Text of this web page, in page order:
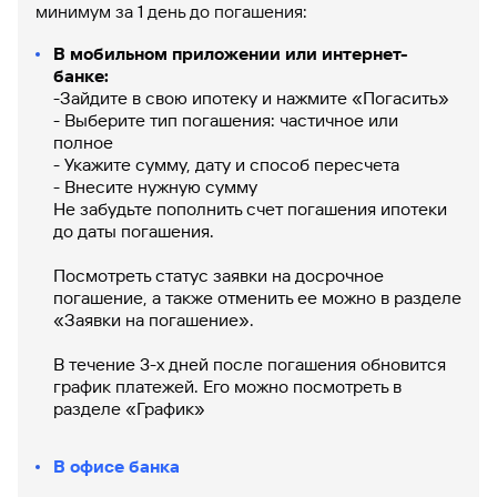
Быстрый
поиск
по
сайту
Вклады
минимум за 1 день до погашения:
В мобильном приложении или интернет-
банке:
-Зайдите в свою ипотеку и нажмите «Погасить»
- Выберите тип погашения: частичное или
полное
- Укажите сумму, дату и способ пересчета
- Внесите нужную сумму
Не забудьте пополнить счет погашения ипотеки
до даты погашения.
Посмотреть статус заявки на досрочное
погашение, а также отменить ее можно в разделе
«Заявки на погашение».
В течение 3-х дней после погашения обновится
график платежей. Его можно посмотреть в
разделе «График»
В офисе банка